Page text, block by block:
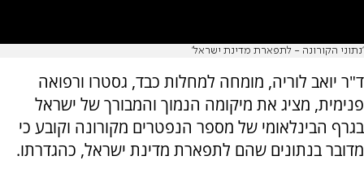
'נתוני הקורונה - לתפארת מדינת ישראל'
ד"ר יואב לוריה, מומחה למחלות כבד, גסטרו ורפואה
פנימית, מציג את מיקומה הנמוך והמבורך של ישראל
בגרף הבינלאומי של מספר הנפטרים מקורונה וקובע כי
מדובר בנתונים שהם לתפארת מדינת ישראל, כהגדרתו.